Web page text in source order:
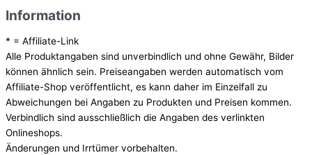
Information
* = Affiliate-Link
Alle Produktangaben sind unverbindlich und ohne Gewähr, Bilder
können ähnlich sein. Preiseangaben werden automatisch vom
Affiliate-Shop veröffentlicht, es kann daher im Einzelfall zu
Abweichungen bei Angaben zu Produkten und Preisen kommen.
Verbindlich sind ausschließlich die Angaben des verlinkten
Onlineshops.
Änderungen und Irrtümer vorbehalten.